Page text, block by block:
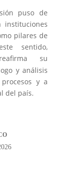
puso de
pilares de
sentido,
su
y análisis
y a
del país.